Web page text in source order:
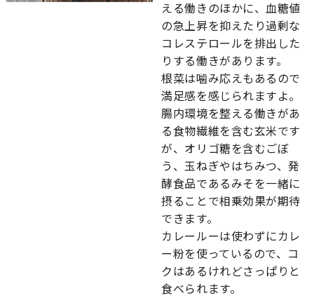
える働きのほかに、血糖値
の急上昇を抑えたり過剰な
コレステロールを排出した
りする働きがあります。
根菜は噛み応えもあるので
満足感を感じられますよ。
腸内環境を整える働きがあ
る食物繊維を含む玄米です
が、オリゴ糖を含むごぼ
う、玉ねぎやはちみつ、発
酵食品であるみそを一緒に
摂ることで相乗効果が期待
できます。
カレールーは使わずにカレ
ー粉を使っているので、コ
クはあるけれどさっぱりと
食べられます。